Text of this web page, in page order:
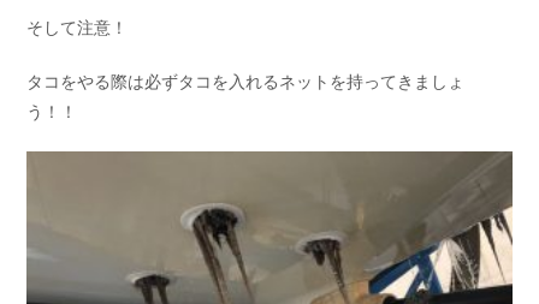
そして注意！
タコをやる際は必ずタコを入れるネットを持ってきましょ
う！！